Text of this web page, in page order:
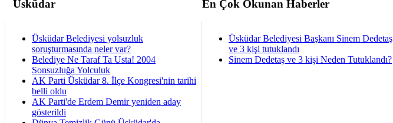
Üsküdar En Çok Okunan Haberler
Üsküdar Belediyesi yolsuzluk
soruşturmasında neler var?
Belediye Ne Taraf Ta Usta! 2004
Sonsuzluğa Yolculuk
AK Parti Üsküdar 8. İlçe Kongresi'nin tarihi
belli oldu
AK Parti'de Erdem Demir yeniden aday
gösterildi
Üsküdar Belediyesi Başkanı Sinem Dedetaş
ve 3 kişi tutuklandı
Sinem Dedetaş ve 3 kişi Neden Tutuklandı?